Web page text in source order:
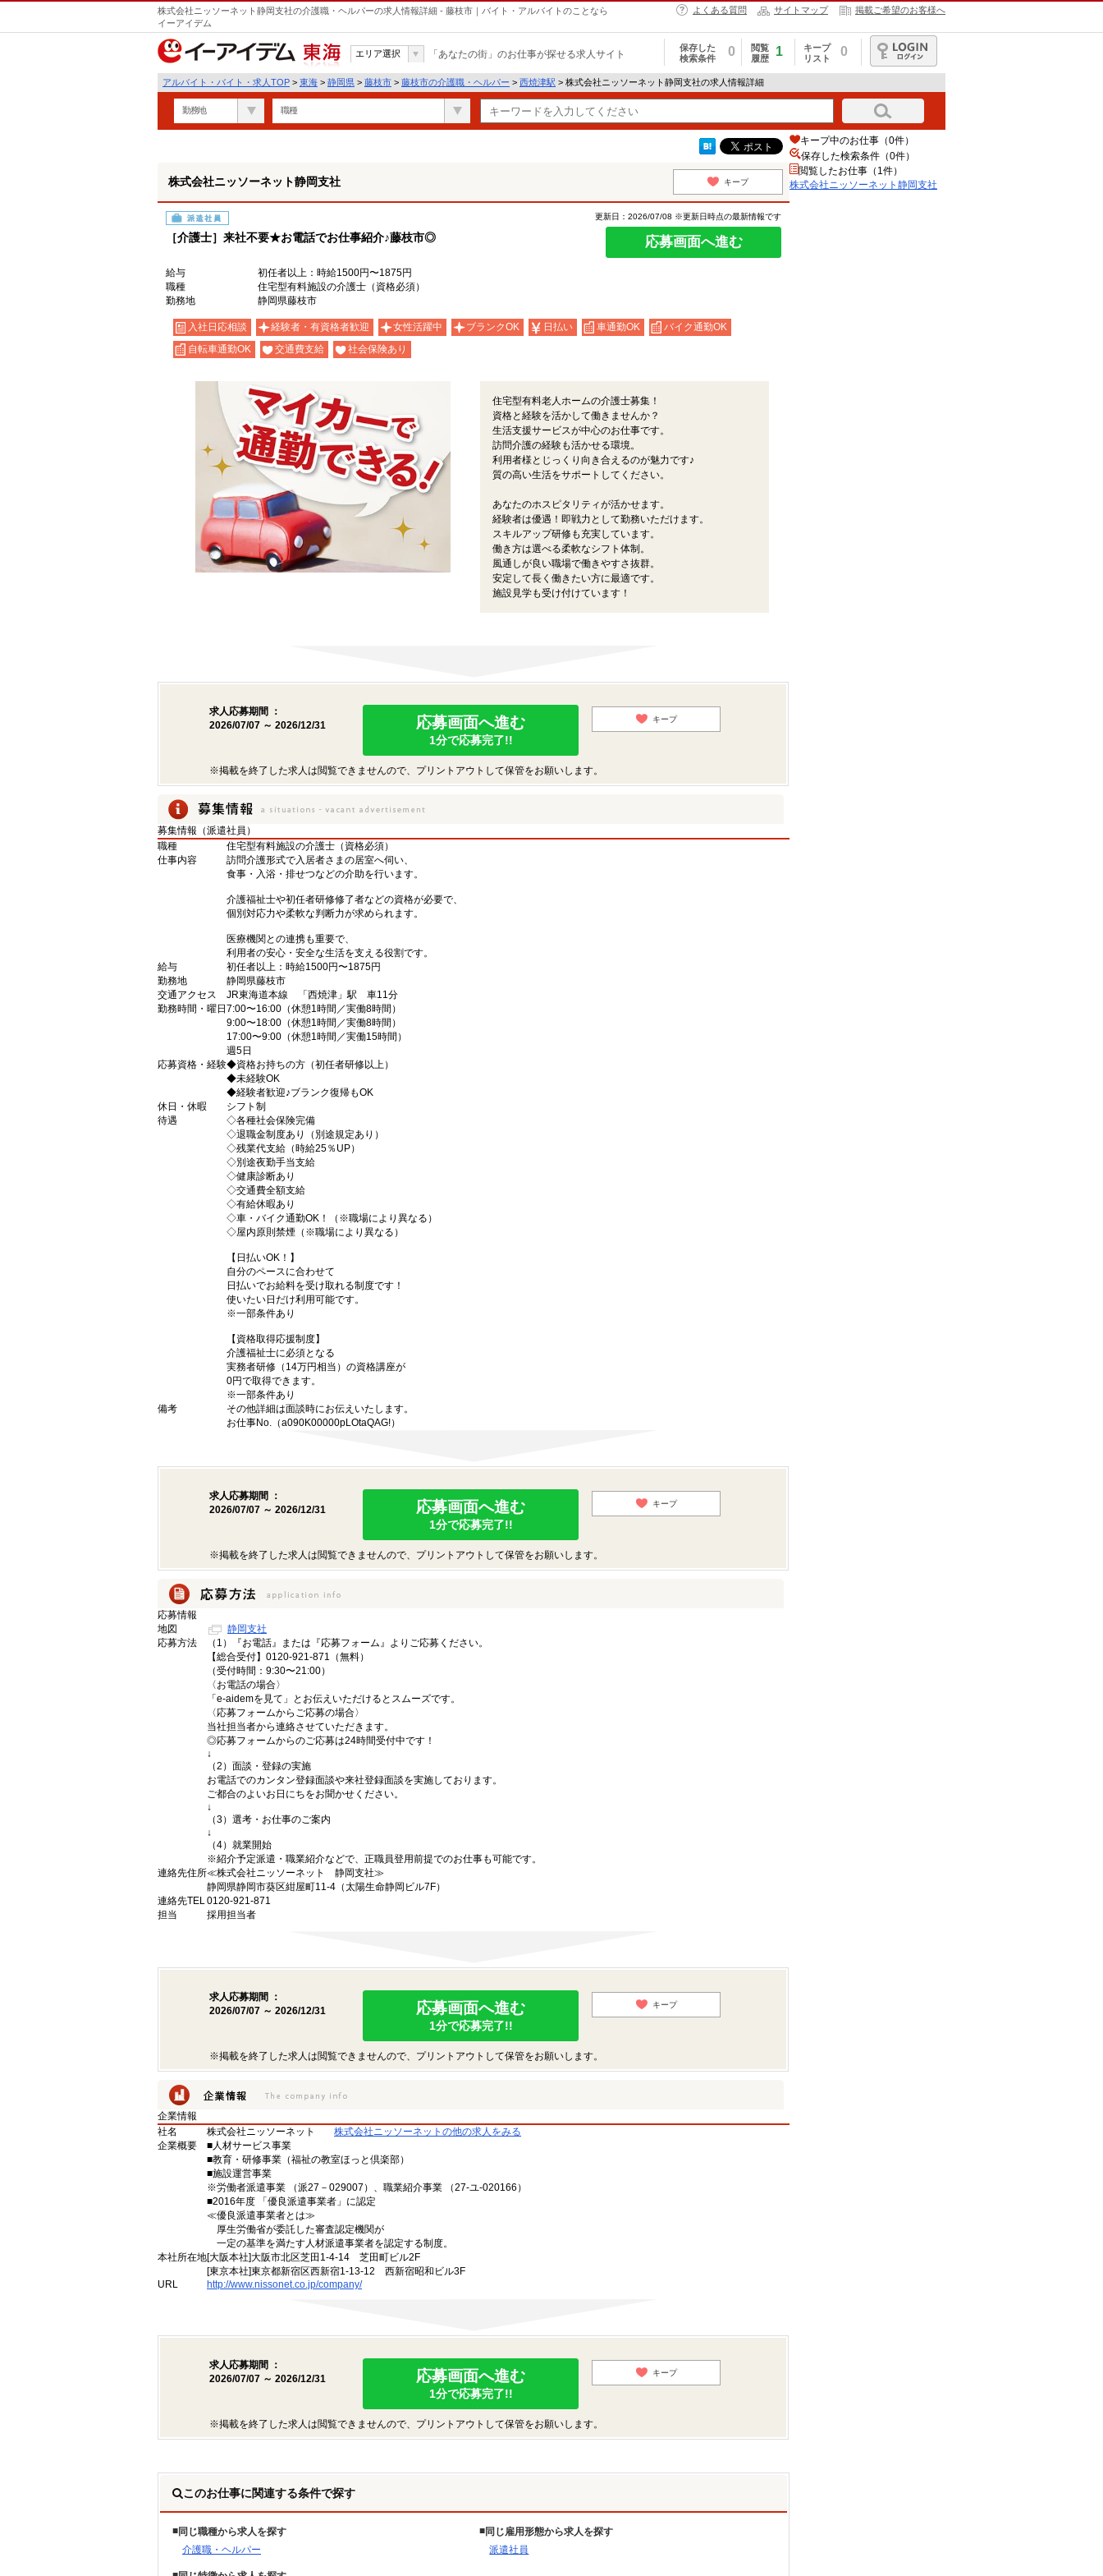
株式会社ニッソーネット静岡支社の介護職・ヘルパーの求人情報詳細 - 藤枝市｜バイト・アルバイトのことなら
イーアイデム
よくある質問 サイトマップ 掲載ご希望のお客様へ
東海
エリア選択 「あなたの街」のお仕事が探せる求人サイト
保存した
検索条件
0
閲覧
履歴
1
キープ
リスト
0
ログイン
アルバイト・バイト・求人TOP > 東海 > 静岡県 > 藤枝市 > 藤枝市の介護職・ヘルパー > 西焼津駅 > 株式会社ニッソーネット静岡支社の求人情報詳細
勤務地 職種
株式会社ニッソーネット静岡支社 キープ
派遣社員
［介護士］来社不要★お電話でお仕事紹介♪藤枝市◎
更新日：2026/07/08 ※更新日時点の最新情報です
応募画面へ進む
給与
初任者以上：時給1500円〜1875円
職種
住宅型有料施設の介護士（資格必須）
勤務地
静岡県藤枝市
入社日応相談 経験者・有資格者歓迎 女性活躍中 ブランクOK 日払い 車通勤OK
バイク通勤OK
自転車通勤OK
交通費支給 社会保険あり
住宅型有料老人ホームの介護士募集！
資格と経験を活かして働きませんか？
生活支援サービスが中心のお仕事です。
訪問介護の経験も活かせる環境。
利用者様とじっくり向き合えるのが魅力です♪
質の高い生活をサポートしてください。
あなたのホスピタリティが活かせます。
経験者は優遇！即戦力として勤務いただけます。
スキルアップ研修も充実しています。
働き方は選べる柔軟なシフト体制。
風通しが良い職場で働きやすさ抜群。
安定して長く働きたい方に最適です。
施設見学も受け付けています！
求人応募期間 ：
2026/07/07 ～ 2026/12/31
応募画面へ進む
1分で応募完了!!
キープ
※掲載を終了した求人は閲覧できませんので、プリントアウトして保管をお願いします。
募集情報（派遣社員）
職種
住宅型有料施設の介護士（資格必須）
仕事内容
訪問介護形式で入居者さまの居室へ伺い、
食事・入浴・排せつなどの介助を行います。
介護福祉士や初任者研修修了者などの資格が必要で、
個別対応力や柔軟な判断力が求められます。
医療機関との連携も重要で、
利用者の安心・安全な生活を支える役割です。
給与
初任者以上：時給1500円〜1875円
勤務地
静岡県藤枝市
交通アクセス
JR東海道本線 「西焼津」駅 車11分
勤務時間・曜日 7:00〜16:00（休憩1時間／実働8時間）
9:00〜18:00（休憩1時間／実働8時間）
17:00〜9:00（休憩1時間／実働15時間）
週5日
応募資格・経験◆資格お持ちの方（初任者研修以上）
◆未経験OK
◆経験者歓迎♪ブランク復帰もOK
休日・休暇
シフト制
待遇
◇各種社会保険完備
◇退職金制度あり（別途規定あり）
◇残業代支給（時給25％UP）
◇別途夜勤手当支給
◇健康診断あり
◇交通費全額支給
◇有給休暇あり
◇車・バイク通勤OK！（※職場により異なる）
◇屋内原則禁煙（※職場により異なる）
【日払いOK！】
自分のペースに合わせて
日払いでお給料を受け取れる制度です！
使いたい日だけ利用可能です。
※一部条件あり
【資格取得応援制度】
介護福祉士に必須となる
実務者研修（14万円相当）の資格講座が
0円で取得できます。
※一部条件あり
備考
その他詳細は面談時にお伝えいたします。
お仕事No.（a090K00000pLOtaQAG!）
求人応募期間 ：
2026/07/07 ～ 2026/12/31
応募画面へ進む
1分で応募完了!!
キープ
※掲載を終了した求人は閲覧できませんので、プリントアウトして保管をお願いします。
応募情報
地図
静岡支社
応募方法
（1）『お電話』または『応募フォーム』よりご応募ください。
【総合受付】0120-921-871（無料）
（受付時間：9:30〜21:00）
〈お電話の場合〉
「e-aidemを見て」とお伝えいただけるとスムーズです。
〈応募フォームからご応募の場合〉
当社担当者から連絡させていただきます。
◎応募フォームからのご応募は24時間受付中です！
↓
（2）面談・登録の実施
お電話でのカンタン登録面談や来社登録面談を実施しております。
ご都合のよいお日にちをお聞かせください。
↓
（3）選考・お仕事のご案内
↓
（4）就業開始
※紹介予定派遣・職業紹介などで、正職員登用前提でのお仕事も可能です。
連絡先住所≪株式会社ニッソーネット 静岡支社≫
静岡県静岡市葵区紺屋町11-4（太陽生命静岡ビル7F）
連絡先TEL0120-921-871
担当
採用担当者
求人応募期間 ：
2026/07/07 ～ 2026/12/31
応募画面へ進む
1分で応募完了!!
キープ
※掲載を終了した求人は閲覧できませんので、プリントアウトして保管をお願いします。
企業情報
社名
株式会社ニッソーネット
株式会社ニッソーネットの他の求人をみる
企業概要
■人材サービス事業
■教育・研修事業（福祉の教室ほっと倶楽部）
■施設運営事業
※労働者派遣事業 （派27－029007）、職業紹介事業 （27-ユ-020166）
■2016年度 「優良派遣事業者」に認定
≪優良派遣事業者とは≫
厚生労働省が委託した審査認定機関が
一定の基準を満たす人材派遣事業者を認定する制度。
本社所在地[大阪本社]大阪市北区芝田1-4-14 芝田町ビル2F
[東京本社]東京都新宿区西新宿1-13-12 西新宿昭和ビル3F
URL
http://www.nissonet.co.jp/company/
求人応募期間 ：
2026/07/07 ～ 2026/12/31
応募画面へ進む
1分で応募完了!!
キープ
※掲載を終了した求人は閲覧できませんので、プリントアウトして保管をお願いします。
このお仕事に関連する条件で探す
同じ職種から求人を探す
介護職・ヘルパー
同じ雇用形態から求人を探す
派遣社員
キープ中のお仕事（0件）
保存した検索条件（0件）
閲覧したお仕事（1件）
株式会社ニッソーネット静岡支社